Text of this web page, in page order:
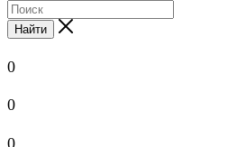
Найти
0
0